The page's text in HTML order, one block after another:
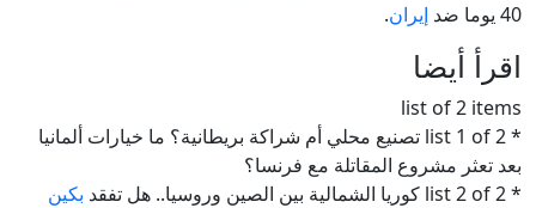
40 يوما ضد
إيران.
اقرأ أيضا
list of 2 items
* list 1 of 2 تصنيع محلي أم شراكة بريطانية؟ ما خيارات ألمانيا
بعد تعثر مشروع المقاتلة مع فرنسا؟
* list 2 of 2 كوريا الشمالية بين الصين وروسيا.. هل تفقد
بكين